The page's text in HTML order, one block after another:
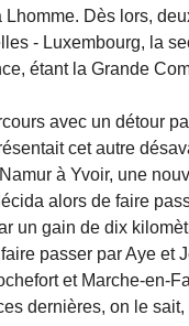
Lhomme. Dès lors,
- Luxembourg, la
étant la Grande
avec un détour
cet autre
à Yvoir, une
alors de faire
un gain de dix
passer par Aye et
et Marche-en-
dernières, on le